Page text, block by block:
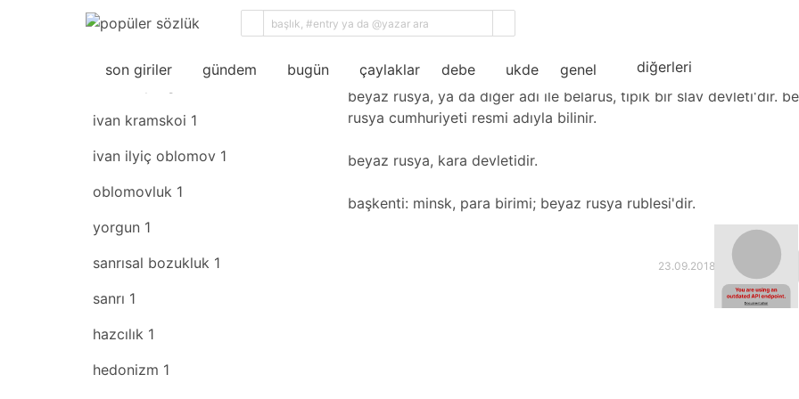
son giriler gündem bugün çaylaklar debe ukde genel diğerleri
rastgele
ivan kramskoi 1
ivan ilyiç oblomov 1
oblomovluk 1
yorgun 1
sanrısal bozukluk 1
sanrı 1
hazcılık 1
hedonizm 1
sıralama
beyaz rusya
beyaz rusya, ya da diğer adı ile belarus, tipik bir slav devleti'dir.
rusya cumhuriyeti resmi adıyla bilinir.
beyaz rusya, kara devletidir.
başkenti: minsk, para birimi; beyaz rusya rublesi'dir.
23.09.2018 17:20